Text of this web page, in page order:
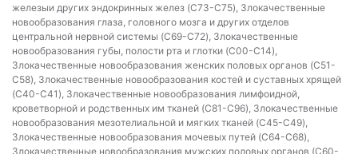
железыи других эндокринных желез (C73-C75), Злокачественные
новообразования глаза, головного мозга и других отделов
центральной нервной системы (C69-C72), Злокачественные
новообразования губы, полости рта и глотки (C00-C14),
Злокачественные новообразования женских половых органов (C51-
C58), Злокачественные новообразования костей и суставных хрящей
(C40-C41), Злокачественные новообразования лимфоидной,
кроветворной и родственных им тканей (C81-C96), Злокачественные
новообразования мезотелиальной и мягких тканей (C45-C49),
Злокачественные новообразования мочевых путей (C64-C68),
Злокачественные новообразования мужских половых органов (C60-